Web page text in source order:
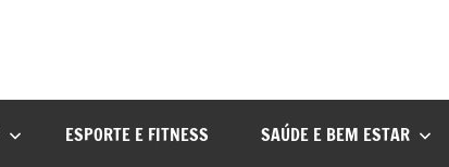
ESPORTE E FITNESS SAÚDE E BEM ESTAR